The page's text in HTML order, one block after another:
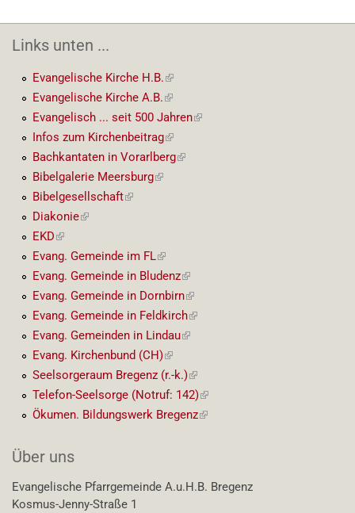
Links unten ...
Evangelische Kirche H.B.(externer
Link)
Evangelische Kirche A.B.(externer
Link)
Evangelisch ... seit 500 Jahren(externer
Infos zum Kirchenbeitrag(externer
Link)
Bachkantaten in Vorarlberg(externer
Bibelgalerie Meersburg(externer
Bibelgesellschaft(externer
Diakonie(externer
EKD(externer
Link)
Evang. Gemeinde im FL(externer
Link)
Evang. Gemeinde in Bludenz(externer
Link)
Evang. Gemeinde in Dornbirn(externer
Link)
Evang. Gemeinde in Feldkirch(externer
Link)
Evang. Gemeinden in Lindau(externer
Evang. Kirchenbund (CH)(externer
Link)
Seelsorgeraum Bregenz (r.-k.)(externer
Link)
Telefon-Seelsorge (Notruf: 142)(externer
Link)
Ökumen. Bildungswerk Bregenz(externer
Über uns
Evangelische Pfarrgemeinde A.u.H.B. Bregenz
Kosmus-Jenny-Straße 1